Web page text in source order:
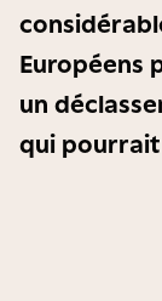
Européens
un
qui